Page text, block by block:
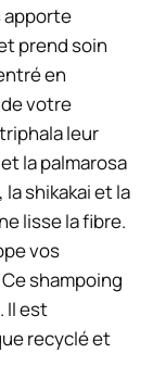
apporte
prend soin
en
votre
leur
la palmarosa
shikakai et la
lisse la fibre.
vos
shampoing
Il est
recyclé et